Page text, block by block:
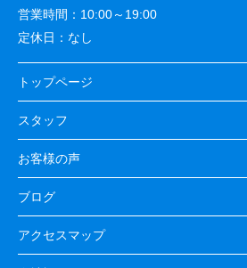
営業時間： 10:00～19:00
定休日： なし
トップページ
スタッフ
お客様の声
ブログ
アクセスマップ